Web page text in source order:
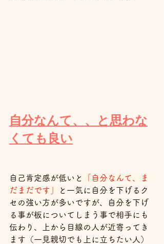
自分なんて、、と思わな
くても良い
自己肯定感が低いと
「自分なんて、ま
だまだです」
と一気に自分を下げるク
セの強い方が多いですが、自分を下げ
る事が板についてしまう事で相手にも
伝わり、上から目線の人が近寄ってき
ます（一見親切でも上に立ちたい人）